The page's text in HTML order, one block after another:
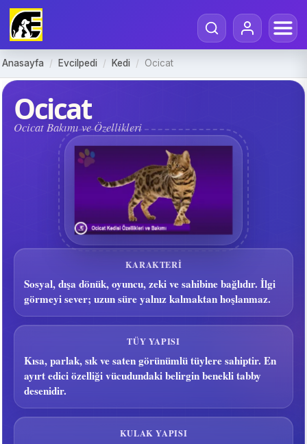
Anasayfa / Evcilpedi / Kedi / Ocicat
Ocicat
Ocicat Bakımı ve Özellikleri
KARAKTERI
Sosyal, dışa dönük, oyuncu, zeki ve sahibine bağlıdır. İlgi
görmeyi sever; uzun süre yalnız kalmaktan hoşlanmaz.
TÜY YAPISI
Kısa, parlak, sık ve saten görünümlü tüylere sahiptir. En
ayırt edici özelliği vücudundaki belirgin benekli tabby
desenidir.
KULAK YAPISI